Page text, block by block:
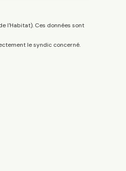
l'Habitat). Ces données sont
le syndic concerné.